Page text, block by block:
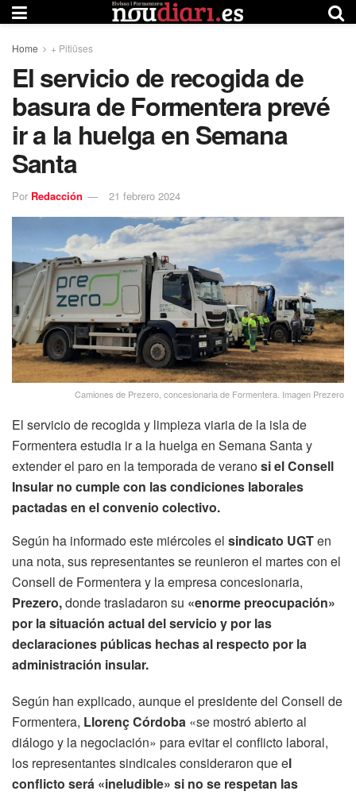
Home + Pitiüses
El servicio de recogida de
basura de Formentera prevé
ir a la huelga en Semana
Santa
Por Redacción 21 febrero 2024
Camiones de Prezero, concesionaria de Formentera. Imagen Prezero
El servicio de recogida y limpieza viaria de la isla de
Formentera estudia ir a la huelga en Semana Santa y
extender el paro en la temporada de veranosi el Consell
Insular no cumple con las condiciones laborales
pactadas en el convenio colectivo.
Según ha informado este miércoles el sindicato UGTen
una nota, sus representantes se reunieron el martes con el
Consell de Formentera y la empresa concesionaria,
Prezero,donde trasladaron su «enorme preocupación»
por la situación actual del servicio y por las
declaraciones públicas hechas al respecto por la
administración insular.
Según han explicado, aunque el presidente del Consell de
Formentera, Llorenç Córdoba «se mostró abierto al
diálogo y la negociación» para evitar el conflicto laboral,
los representantes sindicales consideraron que el
conflicto será «ineludible» si no se respetan las